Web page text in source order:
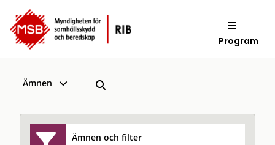
Program
Ämnen
Ämnen och filter